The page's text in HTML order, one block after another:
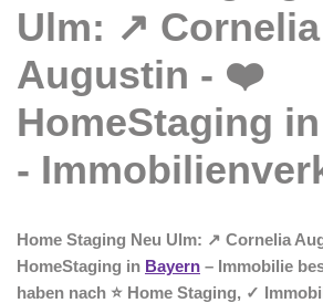
Home Staging Neu Ulm: ↗️ Cornelia
HomeStaging in Bayern – Immobilie
haben nach ⭐ Home Staging, ✓